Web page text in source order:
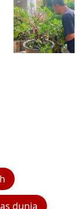
dunia